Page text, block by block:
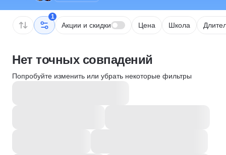
1
Акции и скидки Цена Школа
Нет точных совпадений
Попробуйте изменить или убрать некоторые фильтры